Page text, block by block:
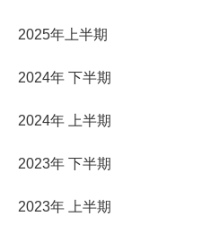
2025年上半期
2024年 下半期
2024年 上半期
2023年 下半期
2023年 上半期